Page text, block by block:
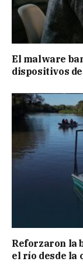
El malware
dispositivos
Reforzaron la
el río desde la